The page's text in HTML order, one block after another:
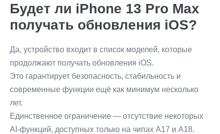
Будет ли iPhone 13 Pro Max
получать обновления iOS?
Да, устройство входит в список моделей, которые
продолжают получать обновления iOS.
Это гарантирует безопасность, стабильность и
современные функции ещё как минимум несколько
лет.
Единственное ограничение — отсутствие некоторых
AI-функций, доступных только на чипах A17 и A18.